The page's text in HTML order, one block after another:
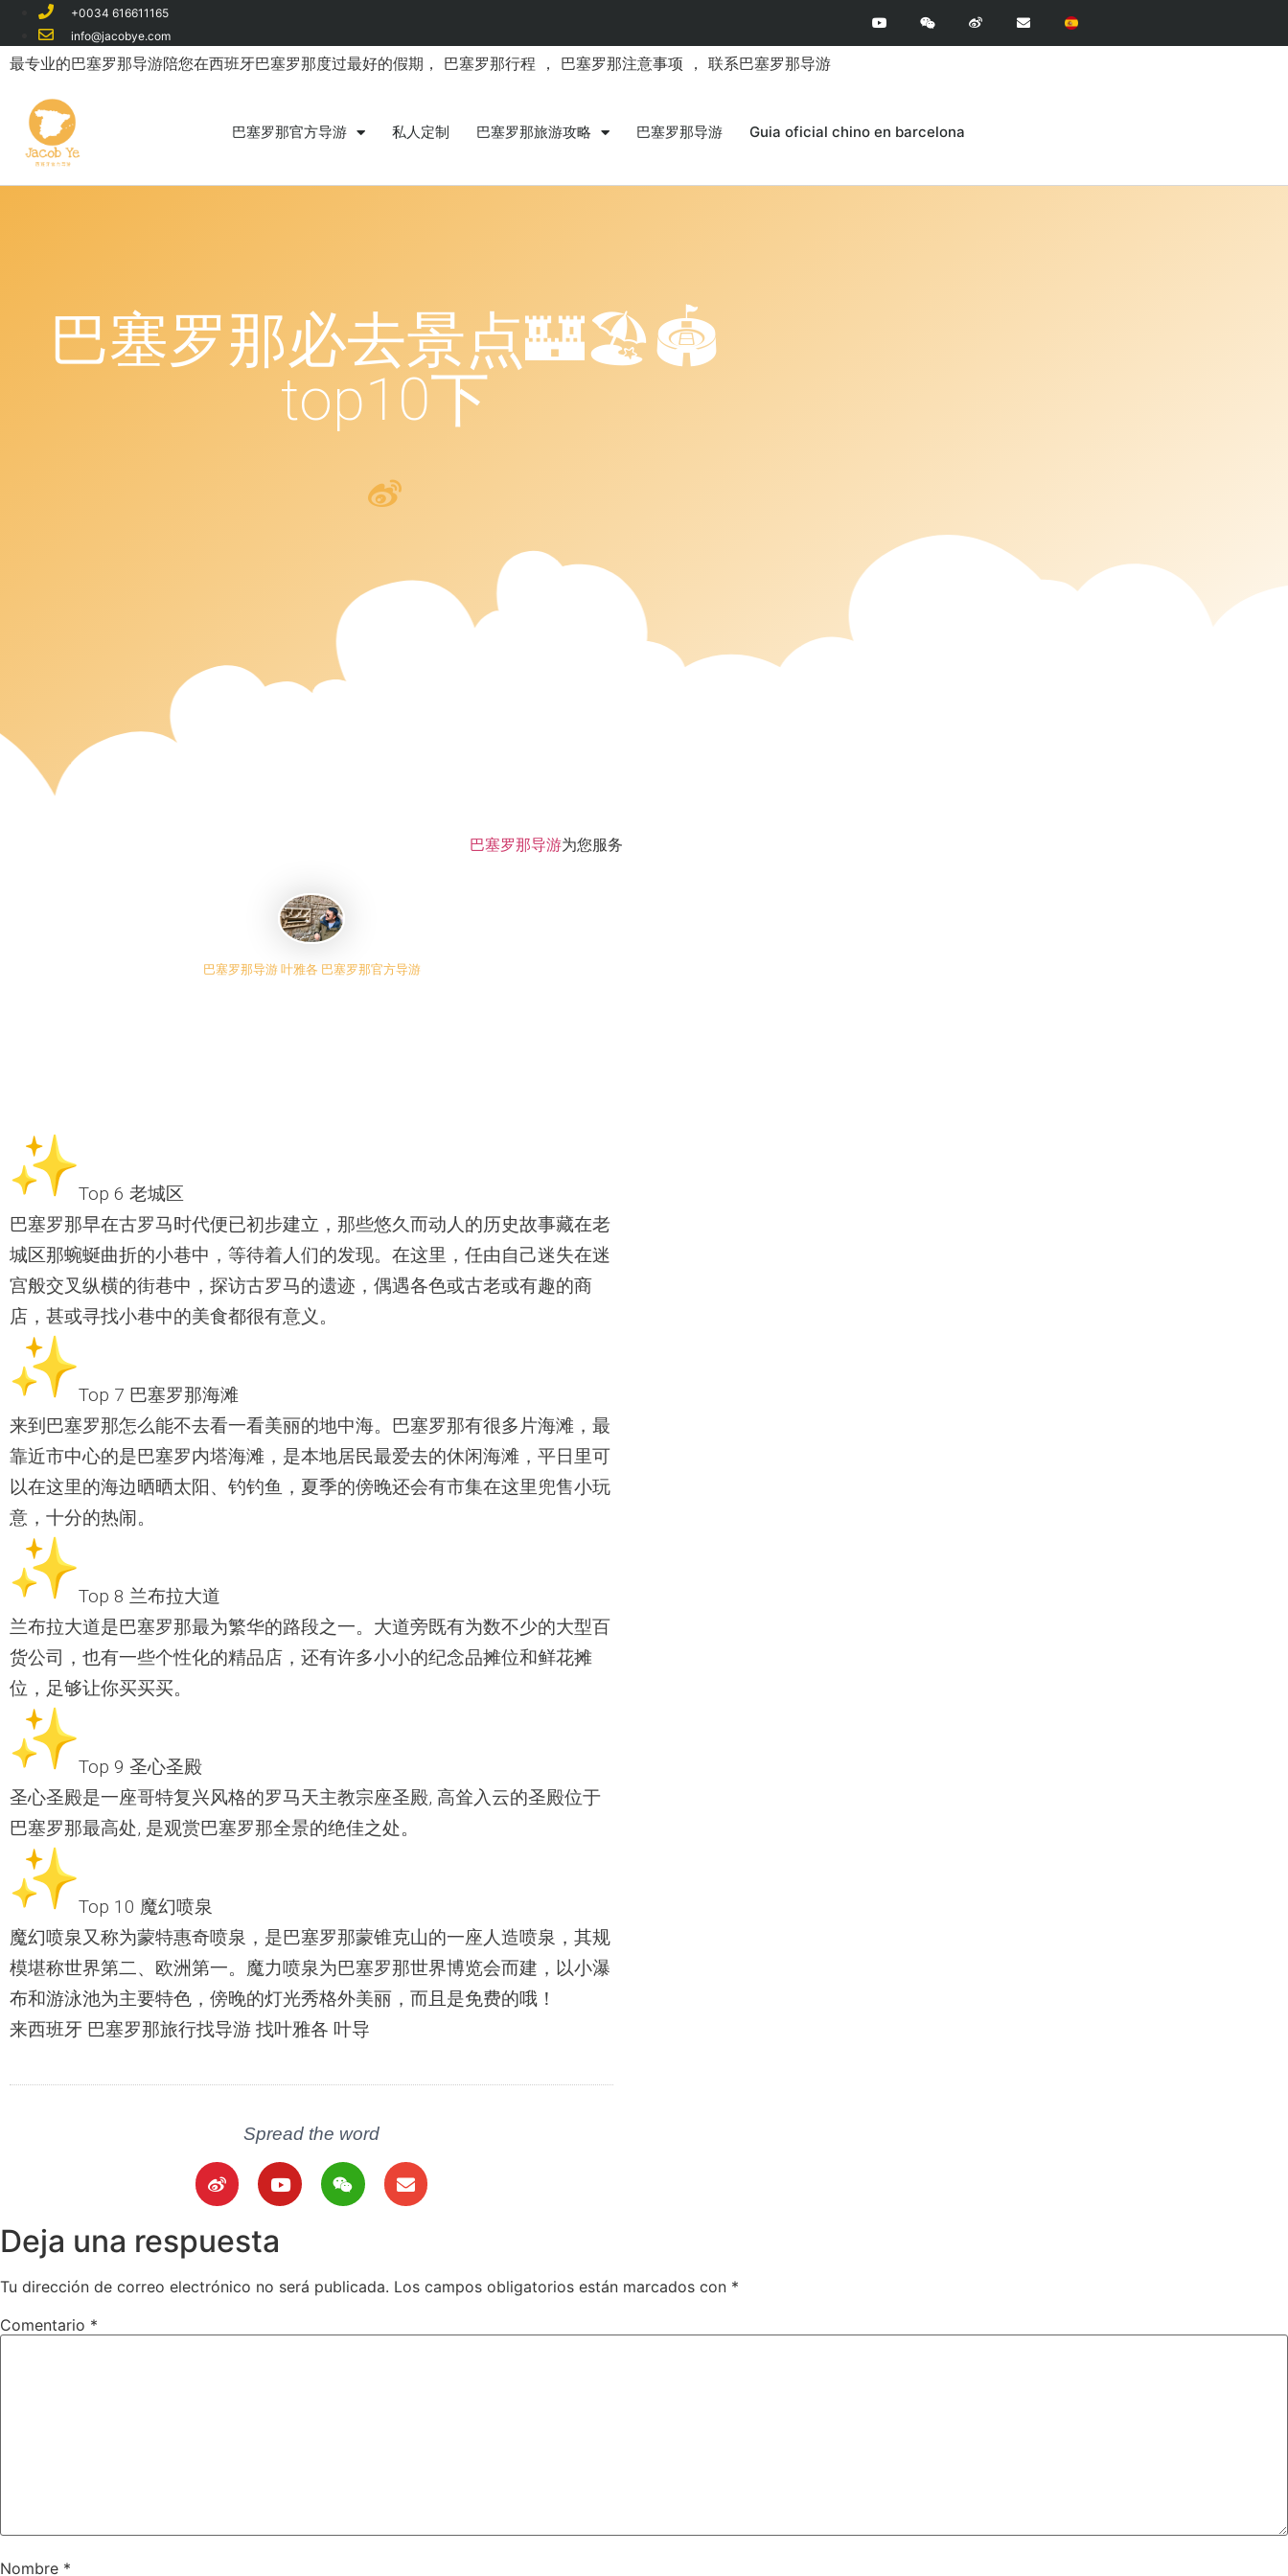
+0034 616611165
info@jacobye.com​
最专业的巴塞罗那导游陪您在西班牙巴塞罗那度过最好的假期， 巴塞罗那行程 ， 巴塞罗那注意事项 ， 联系巴塞罗那导游
巴塞罗那官方导游 私人定制 巴塞罗那旅游攻略 巴塞罗那导游 Guia oficial chino en barcelona
巴塞罗那必去景点🏰🏖️🏟️
top10下
巴塞罗那导游为您服务
巴塞罗那导游 叶雅各 巴塞罗那官方导游
Top 6 老城区
巴塞罗那早在古罗马时代便已初步建立， 那些悠久而动人的历史故事藏在老
城区那蜿蜒曲折的小巷中， 等待着人们的发现。在这里， 任由自己迷失在迷
宫般交叉纵横的街巷中，探访古罗马的遗迹， 偶遇各色或古老或有趣的商
店，甚或寻找小巷中的美食都很有意义。
Top 7 巴塞罗那海滩
来到巴塞罗那怎么能不去看一看美丽的地中海。 巴塞罗那有很多片海滩，最
靠近市中心的是巴塞罗内塔海滩， 是本地居民最爱去的休闲海滩，平日里可
以在这里的海边晒晒太阳、 钓钓鱼，夏季的傍晚还会有市集在这里兜售小玩
意，十分的热闹。
Top 8 兰布拉大道
兰布拉大道是巴塞罗那最为繁华的路段之一。 大道旁既有为数不少的大型百
货公司，也有一些个性化的精品店， 还有许多小小的纪念品摊位和鲜花摊
位，足够让你买买买。
Top 9 圣心圣殿
圣心圣殿是一座哥特复兴风格的罗马天主教宗座圣殿, 高耸入云的圣殿位于
巴塞罗那最高处, 是观赏巴塞罗那全景的绝佳之处。
Top 10 魔幻喷泉
魔幻喷泉又称为蒙特惠奇喷泉， 是巴塞罗那蒙锥克山的一座人造喷泉，其规
模堪称世界第二、 欧洲第一。魔力喷泉为巴塞罗那世界博览会而建， 以小瀑
布和游泳池为主要特色，傍晚的灯光秀格外美丽， 而且是免费的哦！
来西班牙 巴塞罗那旅行找导游 找叶雅各 叶导
Spread the word
Deja una respuesta
Tu dirección de correo electrónico no será publicada. Los campos obligatorios están marcados con *
Comentario *
Nombre *